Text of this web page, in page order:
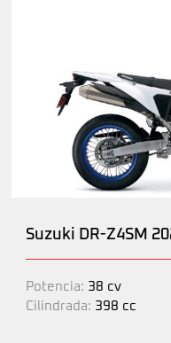
Suzuki DR-Z4SM
Potencia: 38 cv
Cilindrada: 398 cc